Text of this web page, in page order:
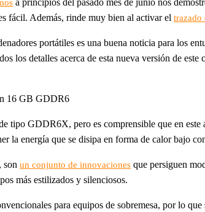
fácil. Además, rinde muy bien al activar el trazado
portátiles es una buena noticia para los
detalles acerca de esta nueva versión de este
16 GB GDDR6
GDDR6X, pero es comprensible que en este
la energía que se disipa en forma de calor bajo
son un conjunto de innovaciones que persiguen
más estilizados y silenciosos.
para equipos de sobremesa, por lo que